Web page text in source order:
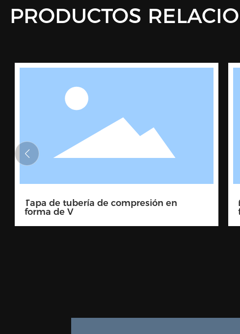
PRODUCTOS
Enchufe de presión de tarjeta en V 90
grados